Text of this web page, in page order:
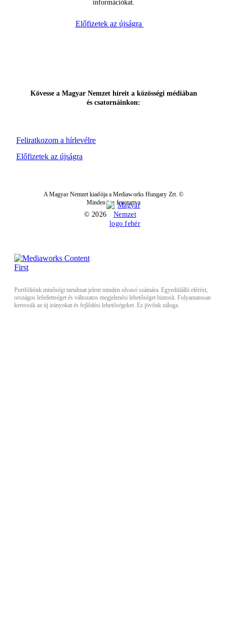
információkat.
Előfizetek az újságra
Feliratkozom a hírlevélre
Kövesse a Magyar Nemzet híreit a közösségi médiában
és csatornáinkon:
Előfizetek az újságra
A Magyar Nemzet kiadója a Mediaworks Hungary Zrt. ©
Minden jog fenntartva
© 2026
Portfóliónk minőségi tartalmat jelent minden olvasó számára. Egyedülálló elérést,
országos lefedettséget és változatos megjelenési lehetőséget biztosít. Folyamatosan
keressük az új irányokat és fejlődési lehetőségeket. Ez jövőnk záloga.